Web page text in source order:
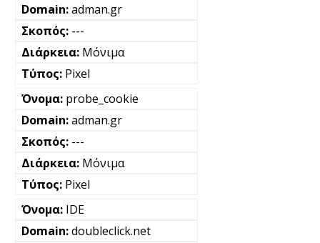
adman.gr
---
Μόνιμα
Pixel
probe_cookie
adman.gr
---
Μόνιμα
Pixel
IDE
doubleclick.net